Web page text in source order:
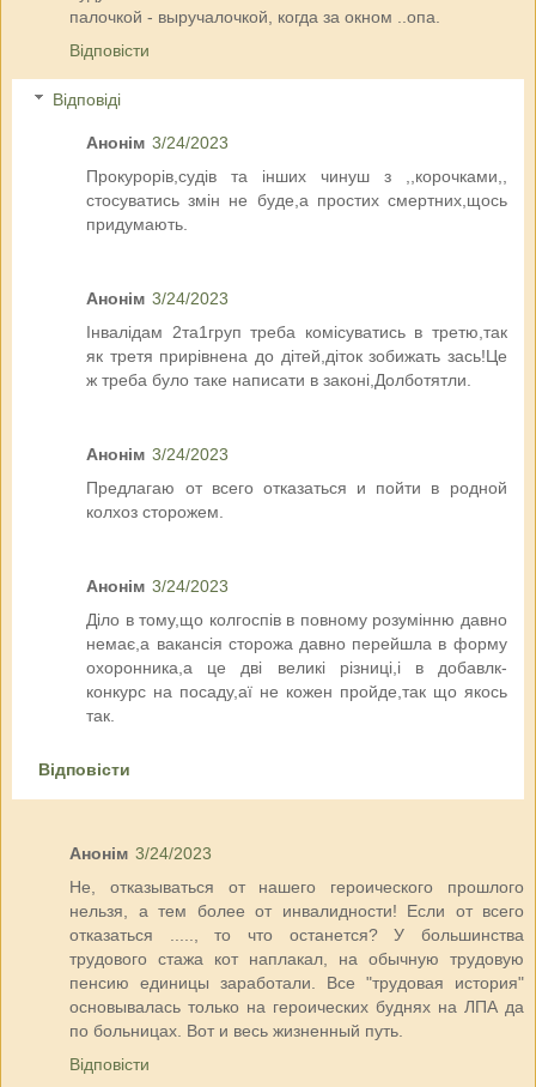
палочкой - выручалочкой, когда за окном ..опа.
Відповісти
Відповіді
Анонім 3/24/2023
Прокурорів,судів та інших чинуш з ,,корочками,,
стосуватись змін не буде,а простих смертних,щось
придумають.
Анонім 3/24/2023
Інвалідам 2та1груп треба комісуватись в третю,так
як третя прирівнена до дітей,діток зобижать зась!Це
ж треба було таке написати в законі,Долботятли.
Анонім 3/24/2023
Предлагаю от всего отказаться и пойти в родной
колхоз сторожем.
Анонім 3/24/2023
Діло в тому,що колгоспів в повному розумінню давно
немає,а вакансія сторожа давно перейшла в форму
охоронника,а це дві великі різниці,і в добавлк-
конкурс на посаду,аї не кожен пройде,так що якось
так.
Відповісти
Анонім 3/24/2023
Не, отказываться от нашего героического прошлого
нельзя, а тем более от инвалидности! Если от всего
отказаться ....., то что останется? У большинства
трудового стажа кот наплакал, на обычную трудовую
пенсию единицы заработали. Все "трудовая история"
основывалась только на героических буднях на ЛПА да
по больницах. Вот и весь жизненный путь.
Відповісти